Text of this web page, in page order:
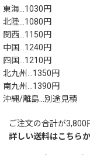
東海…1030円
北陸…1080円
関西…1150円
中国…1240円
四国…1210円
北九州…1350円
南九州…1390円
沖縄/離島…別途見積
ご注文の合計が3,800
詳しい送料はこちら